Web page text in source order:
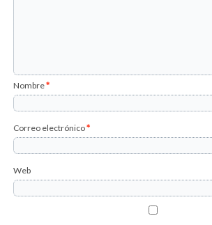
Nombre*
Correo electrónico*
Web